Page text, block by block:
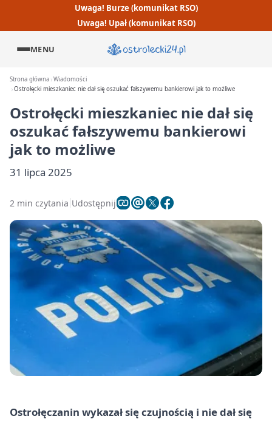
Uwaga! Burze (komunikat RSO)
Uwaga! Upał (komunikat RSO)
MENU
Strona główna Wiadomości
Ostrołęcki mieszkaniec nie dał się oszukać fałszywemu bankierowi jak to możliwe
Ostrołęcki mieszkaniec nie dał się
oszukać fałszywemu bankierowi
jak to możliwe
31 lipca 2025
2 min czytania Udostępnij
Ostrołęczanin wykazał się czujnością i nie dał się